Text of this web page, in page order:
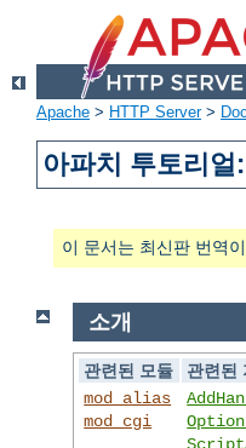
Apache > HTTP Server>
아파치 투토리
이 문서는 최신판 번역
소개
관련된 모듈
관련된
mod_alias
mod_cgi